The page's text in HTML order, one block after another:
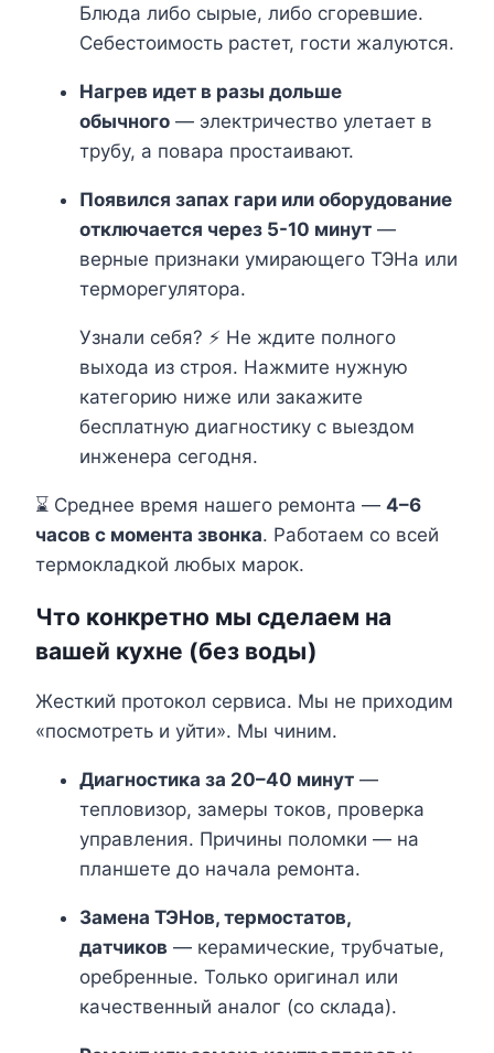
Блюда либо сырые, либо сгоревшие.
Себестоимость растет, гости жалуются.
Нагрев идет в разы дольше
обычного — электричество улетает в
трубу, а повара простаивают.
Появился запах гари или оборудование
отключается через 5-10 минут —
верные признаки умирающего ТЭНа или
терморегулятора.
Узнали себя? ⚡ Не ждите полного
выхода из строя. Нажмите нужную
категорию ниже или закажите
бесплатную диагностику с выездом
инженера сегодня.
⌛ Среднее время нашего ремонта — 4–6
часов с момента звонка. Работаем со всей
термокладкой любых марок.
Что конкретно мы сделаем на
вашей кухне (без воды)
Жесткий протокол сервиса. Мы не приходим
«посмотреть и уйти». Мы чиним.
Диагностика за 20–40 минут —
тепловизор, замеры токов, проверка
управления. Причины поломки — на
планшете до начала ремонта.
Замена ТЭНов, термостатов,
датчиков — керамические, трубчатые,
оребренные. Только оригинал или
качественный аналог (со склада).